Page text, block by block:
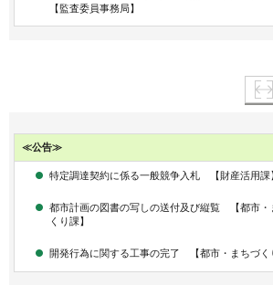
【監査委員事務局】
≪公告≫
特定調達契約に係る一般競争入札 【財産活用課
都市計画の図書の写しの送付及び縦覧 【都市・
くり課】
開発行為に関する工事の完了 【都市・まちづく